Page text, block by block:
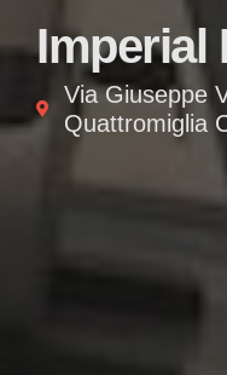
Imperial
Via Giuseppe
Quattromiglia